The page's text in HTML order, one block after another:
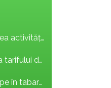
Comunicat privind implementarea activității: măsura MR.8.1.4 din planul de management; cu privire la tronsonul de drum cuprins între Baraj Gura Apelor și Cabana Rotunda
O nouă modalitate de achitare a tarifului de vizitare în Parcul Național Retezat
Lista eleviilor selectați să participe în tabara Junior Ranger 2026